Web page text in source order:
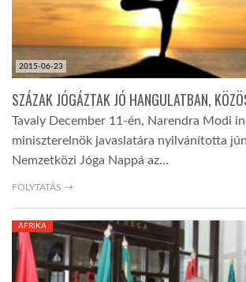
2015-06-23
SZÁZAK JÓGÁZTAK JÓ HANGULATBAN,
Tavaly December 11-én, Narendra Modi
miniszterelnök javaslatára nyilvánította
Nemzetközi Jóga Nappá az…
FOLYTATÁS →
AFRIKA